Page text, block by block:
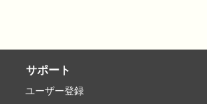
サポート
ユーザー登録